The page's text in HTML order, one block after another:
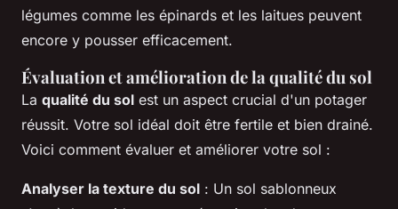
légumes comme les épinards et les laitues peuvent
encore y pousser efficacement.
Évaluation et amélioration de la qualité du sol
La qualité du sol est un aspect crucial d'un potager
réussit. Votre sol idéal doit être fertile et bien drainé.
Voici comment évaluer et améliorer votre sol :
Analyser la texture du sol : Un sol sablonneux